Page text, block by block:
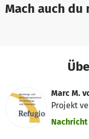
Mach auch du
Marc M.
Projekt